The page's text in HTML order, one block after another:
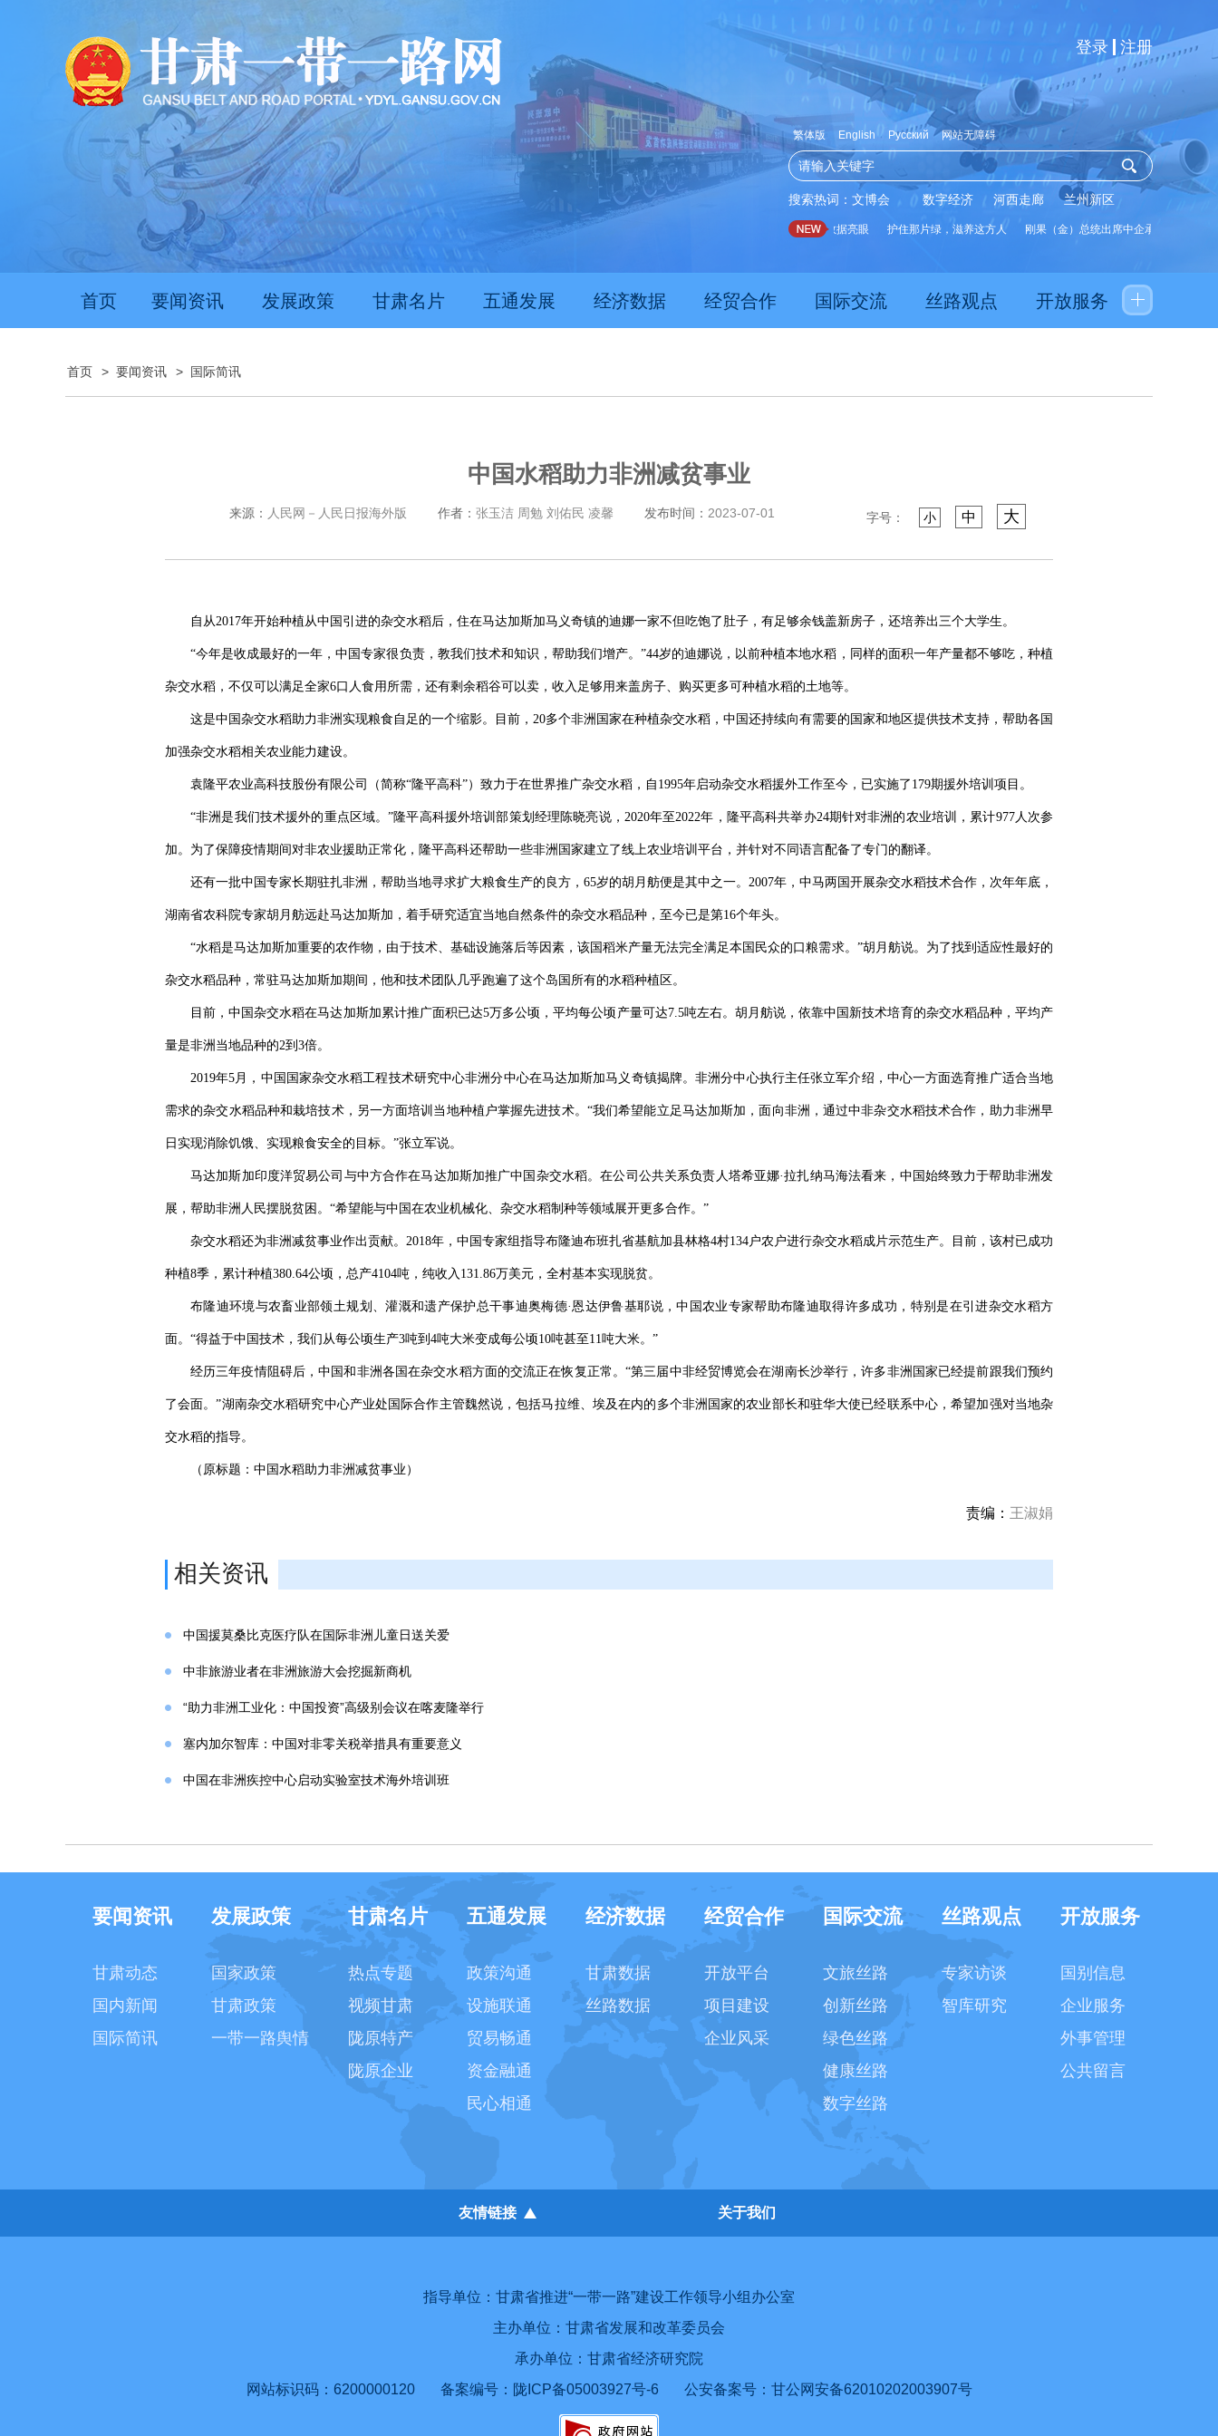
登录 注册
繁体版 English Русский 网站无障碍
搜索热词： 文博会 数字经济 河西走廊 兰州新区
推动经济持续向新向优向好发展 甘肃上半年新质生产力发展数据亮眼 护住那片绿，滋养这方人 刚果（金）总统出席中企承建水厂启用仪式
首页 要闻资讯 发展政策 甘肃名片 五通发展 经济数据 经贸合作 国际交流 丝路观点 开放服务
首页 > 要闻资讯 > 国际简讯
中国水稻助力非洲减贫事业
来源： 人民网－人民日报海外版 作者： 张玉洁 周勉 刘佑民 凌馨 发布时间： 2023-07-01 字号： 小 中 大
自从2017年开始种植从中国引进的杂交水稻后，住在马达加斯加马义奇镇的迪娜一家不但吃饱了肚子，有足够余钱盖新房子，还培养出三个大学生。
“今年是收成最好的一年，中国专家很负责，教我们技术和知识，帮助我们增产。”44岁的迪娜说，以前种植本地水稻，同样的面积一年产量都不够吃，种植
杂交水稻，不仅可以满足全家6口人食用所需，还有剩余稻谷可以卖，收入足够用来盖房子、购买更多可种植水稻的土地等。
这是中国杂交水稻助力非洲实现粮食自足的一个缩影。目前，20多个非洲国家在种植杂交水稻，中国还持续向有需要的国家和地区提供技术支持，帮助各国
加强杂交水稻相关农业能力建设。
袁隆平农业高科技股份有限公司（简称“隆平高科”）致力于在世界推广杂交水稻，自1995年启动杂交水稻援外工作至今，已实施了179期援外培训项目。
“非洲是我们技术援外的重点区域。”隆平高科援外培训部策划经理陈晓亮说，2020年至2022年，隆平高科共举办24期针对非洲的农业培训，累计977人次参
加。为了保障疫情期间对非农业援助正常化，隆平高科还帮助一些非洲国家建立了线上农业培训平台，并针对不同语言配备了专门的翻译。
还有一批中国专家长期驻扎非洲，帮助当地寻求扩大粮食生产的良方，65岁的胡月舫便是其中之一。2007年，中马两国开展杂交水稻技术合作，次年年底，
湖南省农科院专家胡月舫远赴马达加斯加，着手研究适宜当地自然条件的杂交水稻品种，至今已是第16个年头。
“水稻是马达加斯加重要的农作物，由于技术、基础设施落后等因素，该国稻米产量无法完全满足本国民众的口粮需求。”胡月舫说。为了找到适应性最好的
杂交水稻品种，常驻马达加斯加期间，他和技术团队几乎跑遍了这个岛国所有的水稻种植区。
目前，中国杂交水稻在马达加斯加累计推广面积已达5万多公顷，平均每公顷产量可达7.5吨左右。胡月舫说，依靠中国新技术培育的杂交水稻品种，平均产
量是非洲当地品种的2到3倍。
2019年5月，中国国家杂交水稻工程技术研究中心非洲分中心在马达加斯加马义奇镇揭牌。非洲分中心执行主任张立军介绍，中心一方面选育推广适合当地
需求的杂交水稻品种和栽培技术，另一方面培训当地种植户掌握先进技术。“我们希望能立足马达加斯加，面向非洲，通过中非杂交水稻技术合作，助力非洲早
日实现消除饥饿、实现粮食安全的目标。”张立军说。
马达加斯加印度洋贸易公司与中方合作在马达加斯加推广中国杂交水稻。在公司公共关系负责人塔希亚娜·拉扎纳马海法看来，中国始终致力于帮助非洲发
展，帮助非洲人民摆脱贫困。“希望能与中国在农业机械化、杂交水稻制种等领域展开更多合作。”
杂交水稻还为非洲减贫事业作出贡献。2018年，中国专家组指导布隆迪布班扎省基航加县林格4村134户农户进行杂交水稻成片示范生产。目前，该村已成功
种植8季，累计种植380.64公顷，总产4104吨，纯收入131.86万美元，全村基本实现脱贫。
布隆迪环境与农畜业部领土规划、灌溉和遗产保护总干事迪奥梅德·恩达伊鲁基耶说，中国农业专家帮助布隆迪取得许多成功，特别是在引进杂交水稻方
面。“得益于中国技术，我们从每公顷生产3吨到4吨大米变成每公顷10吨甚至11吨大米。”
经历三年疫情阻碍后，中国和非洲各国在杂交水稻方面的交流正在恢复正常。“第三届中非经贸博览会在湖南长沙举行，许多非洲国家已经提前跟我们预约
了会面。”湖南杂交水稻研究中心产业处国际合作主管魏然说，包括马拉维、埃及在内的多个非洲国家的农业部长和驻华大使已经联系中心，希望加强对当地杂
交水稻的指导。
（原标题：中国水稻助力非洲减贫事业）
责编： 王淑娟
相关资讯
中国援莫桑比克医疗队在国际非洲儿童日送关爱
中非旅游业者在非洲旅游大会挖掘新商机
“助力非洲工业化：中国投资”高级别会议在喀麦隆举行
塞内加尔智库：中国对非零关税举措具有重要意义
中国在非洲疾控中心启动实验室技术海外培训班
要闻资讯
甘肃动态
国内新闻
国际简讯
发展政策
国家政策
甘肃政策
一带一路舆情
甘肃名片
热点专题
视频甘肃
陇原特产
陇原企业
五通发展
政策沟通
设施联通
贸易畅通
资金融通
民心相通
经济数据
甘肃数据
丝路数据
经贸合作
开放平台
项目建设
企业风采
国际交流
文旅丝路
创新丝路
绿色丝路
健康丝路
数字丝路
丝路观点
专家访谈
智库研究
开放服务
国别信息
企业服务
外事管理
公共留言
友情链接 关于我们
指导单位：甘肃省推进“一带一路”建设工作领导小组办公室
主办单位：甘肃省发展和改革委员会
承办单位：甘肃省经济研究院
网站标识码：6200000120
备案编号：陇ICP备05003927号-6 公安备案号：甘公网安备62010202003907号